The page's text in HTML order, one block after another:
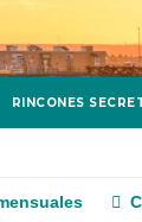
RINCONES